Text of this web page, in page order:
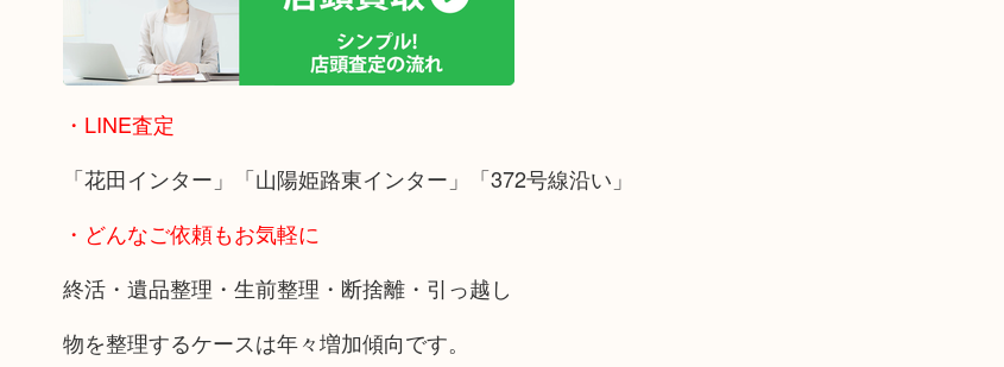
・LINE査定
「花田インター」「山陽姫路東インター」「372号線沿い」
・どんなご依頼もお気軽に
終活・遺品整理・生前整理・断捨離・引っ越し
物を整理するケースは年々増加傾向です。